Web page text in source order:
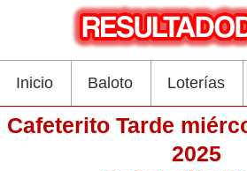
Inicio Baloto Loterías
Cafeterito Tarde
2025